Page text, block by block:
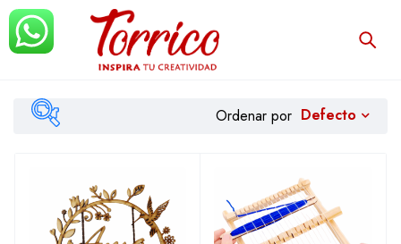
$4.369 $5.499
Ordenar por Defecto